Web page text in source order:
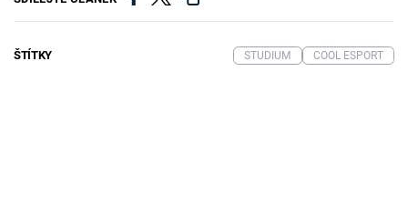
ŠTÍTKY STUDIUM COOL ESPORT